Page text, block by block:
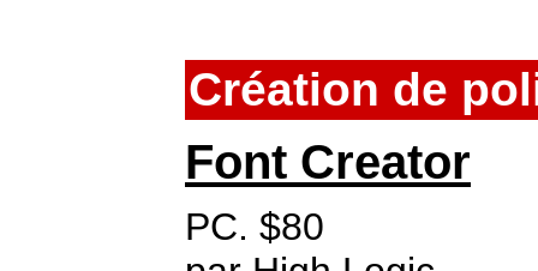
Création de
Font Creator
PC. $80